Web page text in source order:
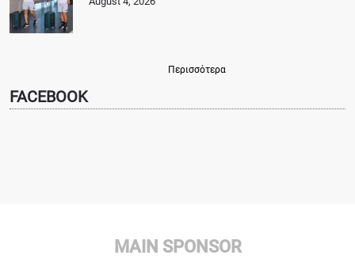
Περισσότερα
FACEBOOK
MAIN SPONSOR